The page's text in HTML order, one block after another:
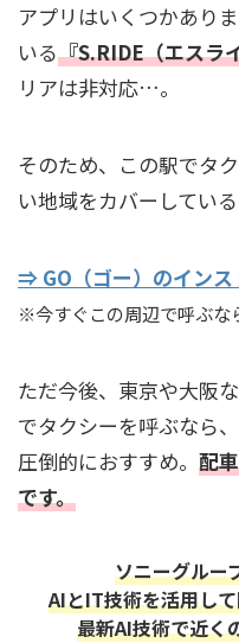
アプリはいくつかあり
いる『S.RIDE（エスラ
リアは非対応…。
そのため、この駅でタ
い地域をカバーしてい
⇒ GO（ゴー）のインス
※今すぐこの周辺で呼ぶな
ただ今後、東京や大阪
でタクシーを呼ぶなら、
圧倒的におすすめ。 配
です。
ソニーグルー
AIとIT技術を活用し
最新AI技術で近く